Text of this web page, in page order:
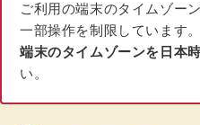
ご利用の端末のタイムゾー
一部操作を制限しています。
端末のタイムゾーンを日本
い。